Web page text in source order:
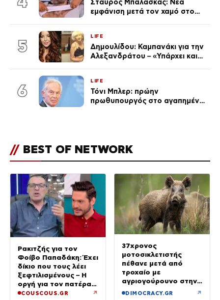
Σταύρος Μπαλάσκας: Νέα
εμφάνιση μετά τον χαμό στο
5
LIFE
Δημουλίδου: Καμπανάκι για την
Αλεξανδράτου – «Υπάρχει και
6
LIFE
Τόνι Μπλερ: πρώην
πρωθυπουργός στο αγαπημένο
// BEST OF NETWORK
Ρακιτζής για τον
Φοίβο Παπαδάκη: Έχει
δίκιο που τους λέει
ξεφτιλισμένους – Η
οργή για τον πατέρα
του
COUSCOUS.GR ↗
37χρονος
μοτοσικλετιστής
πέθανε μετά από
τροχαίο με
αγριογούρουνο στην
Εύβοια
DIMOCRACY.GR ↗